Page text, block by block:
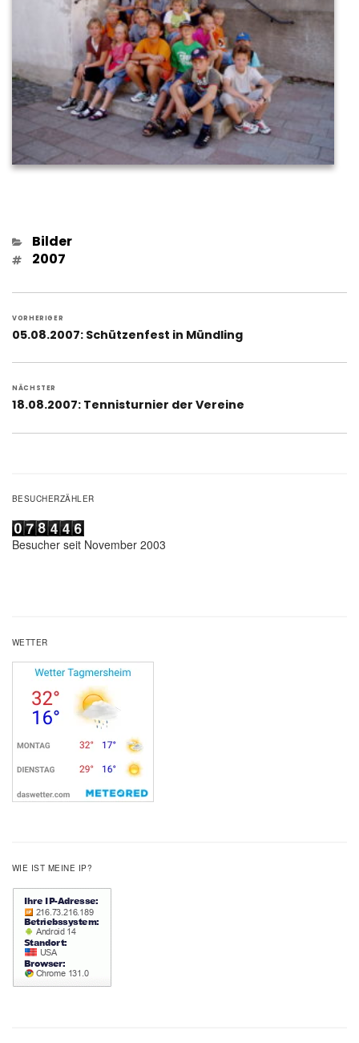
Kategorien
Bilder
Schlagwörter
2007
VORHERIGER
Vorheriger
05.08.2007: Schützenfest in Mündling
NÄCHSTER
Nächster
18.08.2007: Tennisturnier der Vereine
BESUCHERZÄHLER
Besucher seit November 2003
WETTER
WIE IST MEINE IP?